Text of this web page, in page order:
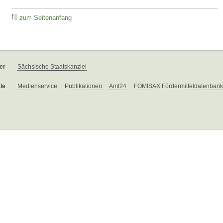
zum Seitenanfang
Sächsische Staatskanzlei
Medienservice Publikationen Amt24 FÖMISAX Fördermitteldatenbank